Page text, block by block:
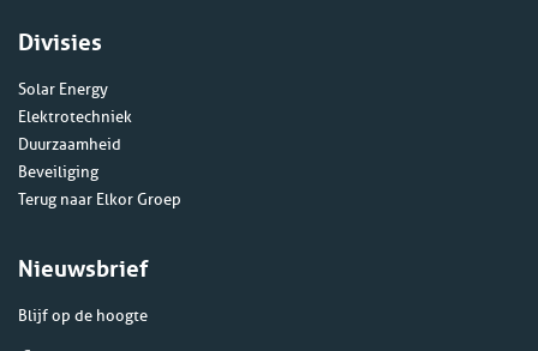
Divisies
Solar Energy
Elektrotechniek
Duurzaamheid
Beveiliging
Terug naar Elkor Groep
Nieuwsbrief
Blijf op de hoogte